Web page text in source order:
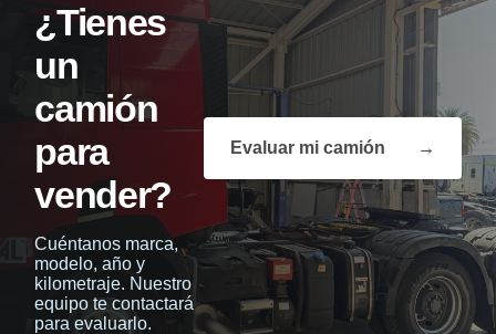
¿Tienes
un
camión
para
vender?
Cuéntanos marca,
modelo, año y
kilometraje. Nuestro
equipo te contactará
para evaluarlo.
Evaluar mi camión →